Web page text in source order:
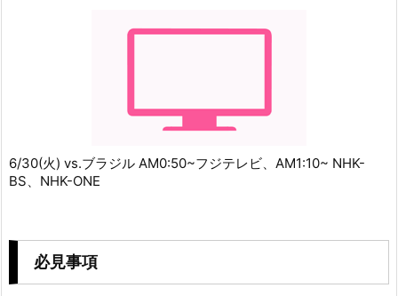
6/30(火) vs.ブラジル AM0:50~フジテレビ、AM1:10~ NHK-
BS、NHK-ONE
必見事項